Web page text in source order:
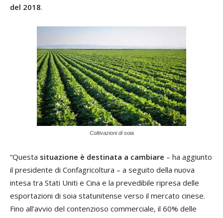
del 2018.
Coltivazioni di soia
“Questa situazione è destinata a cambiare – ha aggiunto
il presidente di Confagricoltura – a seguito della nuova
intesa tra Stati Uniti e Cina e la prevedibile ripresa delle
esportazioni di soia statunitense verso il mercato cinese.
Fino all’avvio del contenzioso commerciale, il 60% delle